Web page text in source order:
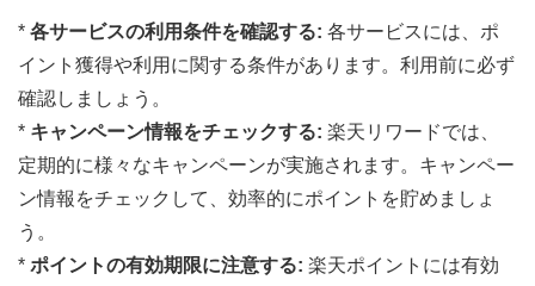
* 各サービスの利用条件を確認する: 各サービスには、ポ
イント獲得や利用に関する条件があります。利用前に必ず
確認しましょう。
* キャンペーン情報をチェックする: 楽天リワードでは、
定期的に様々なキャンペーンが実施されます。キャンペー
ン情報をチェックして、効率的にポイントを貯めましょ
う。
* ポイントの有効期限に注意する: 楽天ポイントには有効